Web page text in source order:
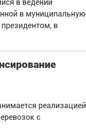
в ведении
в муниципальную
в
реализацией
с